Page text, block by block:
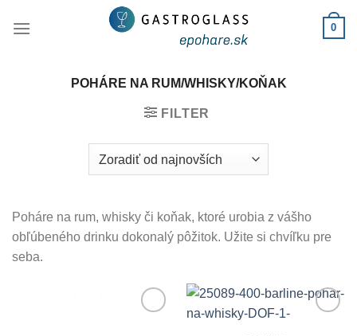
0
POHÁRE NA RUM/WHISKY/KOŇAK
FILTER
Poháre na rum, whisky či koňak, ktoré urobia z vášho
obľúbeného drinku dokonalý pôžitok. Užite si chvíľku pre
seba.